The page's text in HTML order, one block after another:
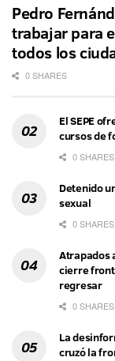
Pedro
trabajar para
todos los
0 SHARES
El SEPE
cursos de
0 SHARES
Detenido
sexual
0 SHARES
Atrapados
cierre
regresar
0 SHARES
La
cruzó la